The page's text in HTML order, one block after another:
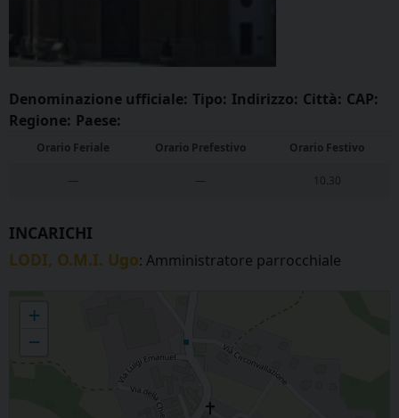
Denominazione ufficiale: Tipo: Indirizzo: Città: CAP:
Regione: Paese:
Orario Feriale Orario Prefestivo Orario Festivo
— — 10.30
INCARICHI
LODI, O.M.I. Ugo: Amministratore parrocchiale
+
−